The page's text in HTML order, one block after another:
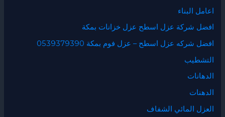
اعامل البناء
افضل شركة عزل اسطح عزل خزانات بمكة
افضل شركه عزل اسطح – عزل فوم بمكة 0539379390
التشطيب
الدهانات
الدهنات
العزل المائي الشفاف